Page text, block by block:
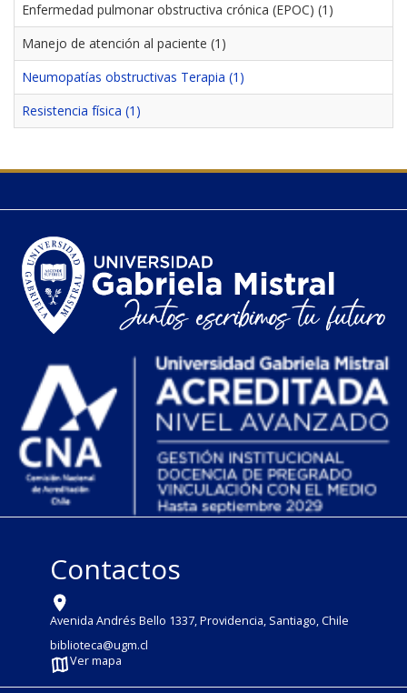
Enfermedad pulmonar obstructiva crónica (EPOC) (1)
Manejo de atención al paciente (1)
Neumopatías obstructivas Terapia (1)
Resistencia física (1)
Contactos
Avenida Andrés Bello 1337, Providencia, Santiago, Chile
biblioteca@ugm.cl
Ver mapa